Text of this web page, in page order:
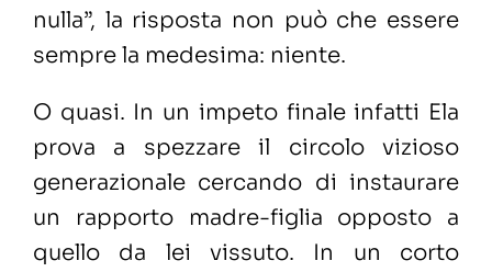
nulla”, la risposta non può che essere
sempre la medesima: niente.
O quasi. In un impeto finale infatti Ela
prova a spezzare il circolo vizioso
generazionale cercando di instaurare
un rapporto madre-figlia opposto a
quello da lei vissuto. In un corto